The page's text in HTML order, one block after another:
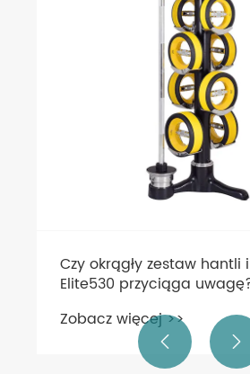
Czy okrągły zestaw hantli
Elite530 przyciąga
Zobacz więcej >>
 